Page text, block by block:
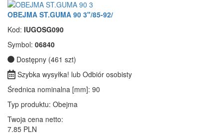
OBEJMA ST.GUMA 90 3"/85-92/
Kod: IUGOSG090
Symbol: 06840
Dostępny (461 szt)
Szybka wysyłka! lub Odbiór osobisty
Średnica nominalna [mm]: 90
Typ produktu: Obejma
Twoja cena netto:
7.85 PLN